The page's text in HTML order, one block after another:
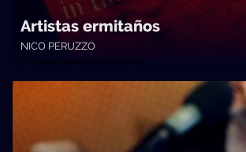
Artistas ermitaños
NICO PERUZZO
No Toquen Nada • 02/04/2024